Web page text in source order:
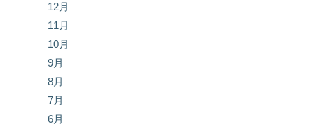
12月
11月
10月
9月
8月
7月
6月